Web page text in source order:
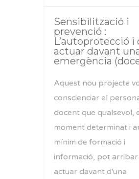
Sensibilització i
prevenció :
L’autoprotecció i
actuar davant
emergència
Aquest nou projecte
conscienciar el
docent que qualsevol,
moment determinat i
mínim de formació i
informació, pot arribar
actuar davant d'una